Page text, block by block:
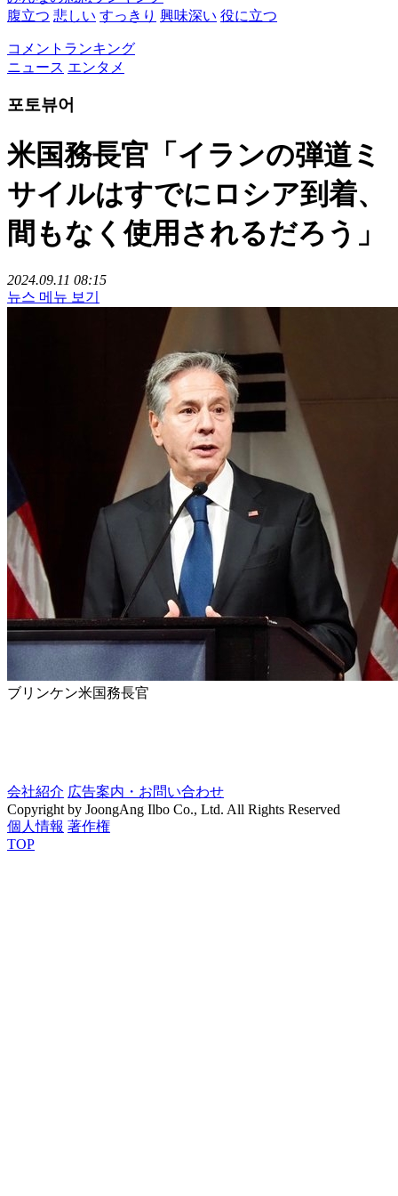
腹立つ 悲しい すっきり 興味深い 役に立つ
コメントランキング
ニュース エンタメ
포토뷰어
米国務長官「イランの弾道ミ
サイルはすでにロシア到着、
間もなく使用されるだろう」
2024.09.11 08:15
뉴스 메뉴 보기
ブリンケン米国務長官
会社紹介 広告案内・お問い合わせ
Copyright by JoongAng Ilbo Co., Ltd. All Rights Reserved
個人情報 著作権
TOP